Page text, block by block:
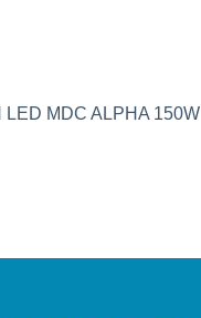
MDC ALPHA 150W